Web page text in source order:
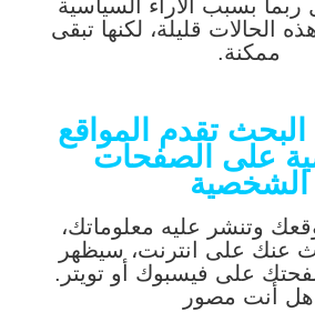
بسبب الآراء السياسية
الحالات قليلة، لكنها تبقى
ممكنة.
البحث تقدم المواقع
على الصفحات
الشخصية
وتنشر عليه معلوماتك،
عنك على انترنت، سيظهر
على فيسبوك أو تويتر.
هل أنت مصور